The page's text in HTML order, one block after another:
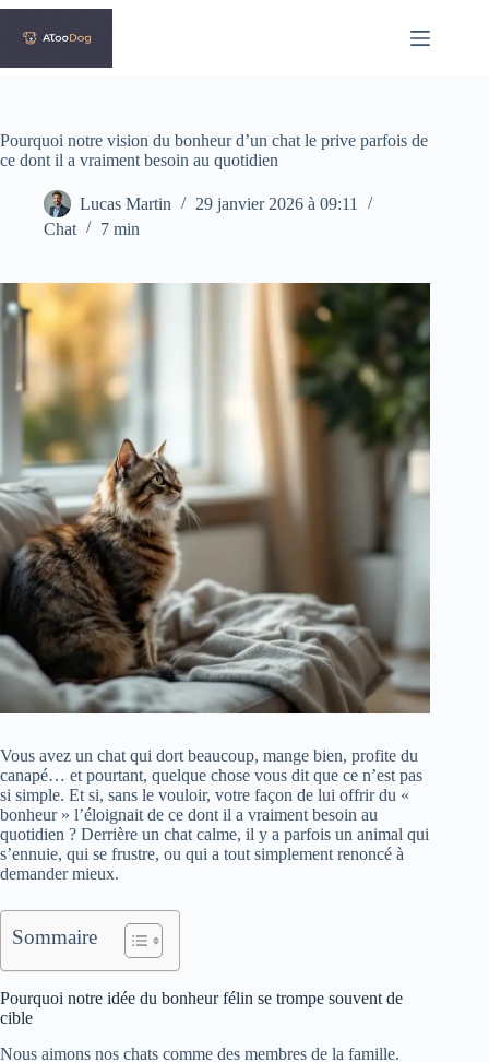
Passer
contenu
Pourquoi notre vision du bonheur d’un chat le prive parfois de
ce dont il a vraiment besoin au quotidien
Lucas Martin
29 janvier 2026 à 09:11
Chat
7 min
Vous avez un chat qui dort beaucoup, mange bien, profite du
canapé… et pourtant, quelque chose vous dit que ce n’est pas
si simple. Et si, sans le vouloir, votre façon de lui offrir du «
bonheur » l’éloignait de ce dont il a vraiment besoin au
quotidien ? Derrière un chat calme, il y a parfois un animal qui
s’ennuie, qui se frustre, ou qui a tout simplement renoncé à
demander mieux.
Sommaire
Pourquoi notre idée du bonheur félin se trompe souvent de
cible
Nous aimons nos chats comme des membres de la famille.